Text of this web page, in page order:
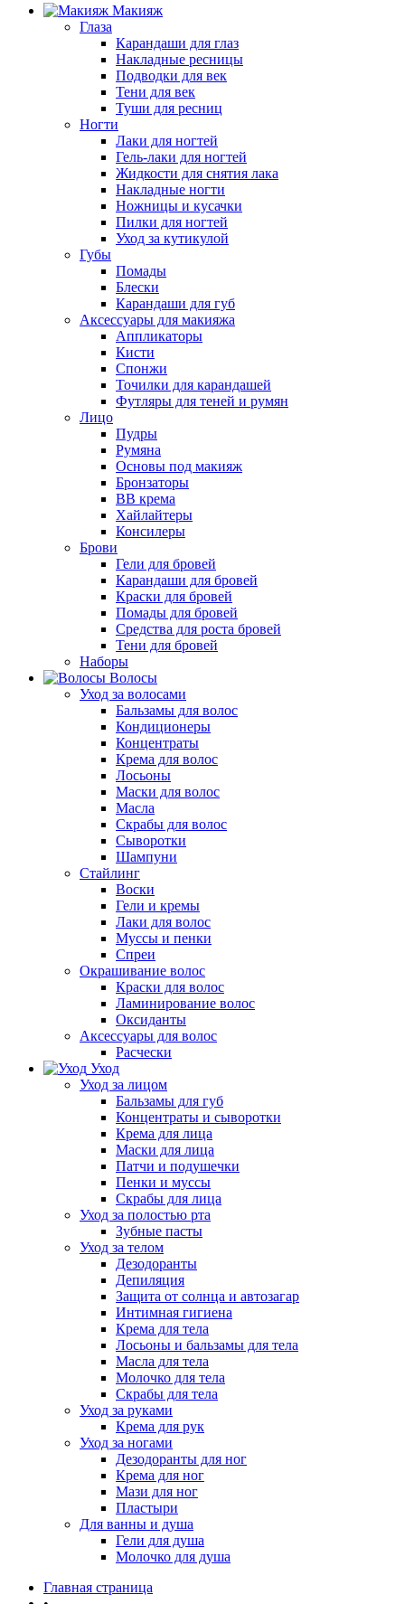
Макияж
Глаза
Карандаши для глаз
Накладные ресницы
Подводки для век
Тени для век
Туши для ресниц
Ногти
Лаки для ногтей
Гель-лаки для ногтей
Жидкости для снятия лака
Накладные ногти
Ножницы и кусачки
Пилки для ногтей
Уход за кутикулой
Губы
Помады
Блески
Карандаши для губ
Аксессуары для макияжа
Аппликаторы
Кисти
Спонжи
Точилки для карандашей
Футляры для теней и румян
Лицо
Пудры
Румяна
Основы под макияж
Бронзаторы
BB крема
Хайлайтеры
Консилеры
Брови
Гели для бровей
Карандаши для бровей
Краски для бровей
Помады для бровей
Средства для роста бровей
Тени для бровей
Наборы
Волосы
Уход за волосами
Бальзамы для волос
Кондиционеры
Концентраты
Крема для волос
Лосьоны
Маски для волос
Масла
Скрабы для волос
Сыворотки
Шампуни
Стайлинг
Воски
Гели и кремы
Лаки для волос
Муссы и пенки
Спреи
Окрашивание волос
Краски для волос
Ламинирование волос
Оксиданты
Аксессуары для волос
Расчески
Уход
Уход за лицом
Бальзамы для губ
Концентраты и сыворотки
Крема для лица
Маски для лица
Патчи и подушечки
Пенки и муссы
Скрабы для лица
Уход за полостью рта
Зубные пасты
Уход за телом
Дезодоранты
Депиляция
Защита от солнца и автозагар
Интимная гигиена
Крема для тела
Лосьоны и бальзамы для тела
Масла для тела
Молочко для тела
Скрабы для тела
Уход за руками
Крема для рук
Уход за ногами
Дезодоранты для ног
Крема для ног
Мази для ног
Пластыри
Для ванны и душа
Гели для душа
Молочко для душа
Главная страница